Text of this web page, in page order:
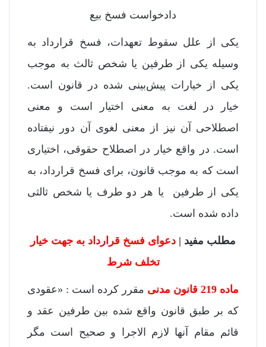
دادخواست فسخ بیع
یکی از علل سقوط تعهدات، فسخ قرارداد به
وسیله یکی از طرفین یا شخص ثالث به موجب
یکی از خیارات پیش‌بینی شده در قانون است.
خیار در لغت به معنی اختیار است و معنی
اصطلاحی آن نیز از معنی لغوی آن دور نیفتاده
است. در واقع خیار در اصطلاح حقوقی، اختیاری
است که به موجب قانون، برای فسخ قرارداد، به
یکی از طرفین یا هر دو طرف یا شخص ثالثی
داده شده است.
مطلب مفید | دعوای فسخ قرارداد به جهت خیار
تخلف شرط
ماده 219 قانون مدنی
مقرر کرده است : «عقودی
که بر طبق قانون واقع شده بین طرفین عقد و
قائم مقام آنها لازم الاجرا و صحیح است مگر